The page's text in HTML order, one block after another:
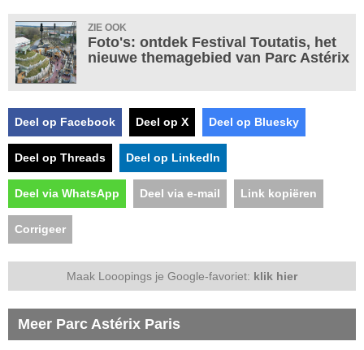
ZIE OOK
Foto's: ontdek Festival Toutatis, het
nieuwe themagebied van Parc Astérix
Deel op Facebook Deel op X Deel op Bluesky
Deel op Threads Deel op LinkedIn
Deel via WhatsApp Deel via e-mail Link kopiëren
Corrigeer
Maak Looopings je Google-favoriet: klik hier
Meer Parc Astérix Paris